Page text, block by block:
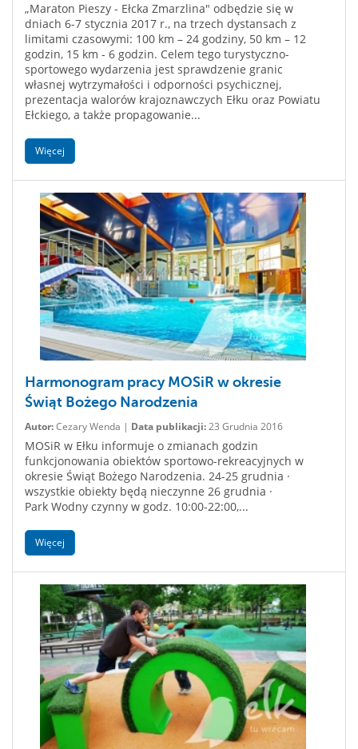
„Maraton Pieszy - Ełcka Zmarzlina" odbędzie się w
dniach 6-7 stycznia 2017 r., na trzech dystansach z
limitami czasowymi: 100 km – 24 godziny, 50 km – 12
godzin, 15 km - 6 godzin. Celem tego turystyczno-
sportowego wydarzenia jest sprawdzenie granic
własnej wytrzymałości i odporności psychicznej,
prezentacja walorów krajoznawczych Ełku oraz Powiatu
Ełckiego, a także propagowanie...
Więcej
Harmonogram pracy MOSiR w okresie
Świąt Bożego Narodzenia
Autor:Cezary Wenda | Data publikacji:23 Grudnia 2016
MOSiR w Ełku informuje o zmianach godzin
funkcjonowania obiektów sportowo-rekreacyjnych w
okresie Świąt Bożego Narodzenia. 24-25 grudnia ·
wszystkie obiekty będą nieczynne 26 grudnia ·
Park Wodny czynny w godz. 10:00-22:00,...
Więcej